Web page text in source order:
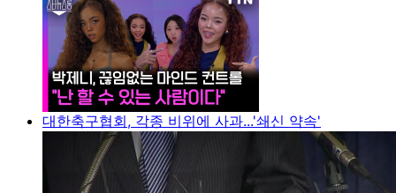
대한축구협회, 각종 비위에 사과...'쇄신 약속'